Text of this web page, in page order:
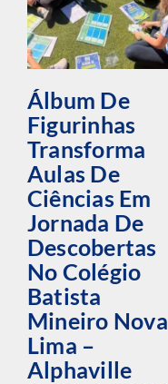
Álbum De
Figurinhas
Transforma
Aulas De
Ciências Em
Jornada De
Descobertas
No Colégio
Batista
Mineiro Nova
Lima –
Alphaville